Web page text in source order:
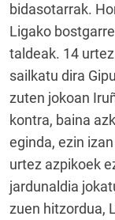
bidasotarrak.
Ligako
taldeak. 14
sailkatu dira
zuten jokoan
kontra, baina
eginda, ezin
urtez azpikoek
jardunaldia
zuen hitzordua,